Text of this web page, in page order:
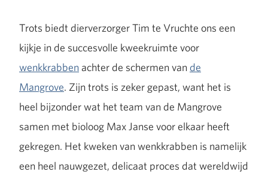
Trots biedt dierverzorger Tim te Vruchte ons een
kijkje in de succesvolle kweekruimte voor
wenkkrabben achter de schermen van de
Mangrove. Zijn trots is zeker gepast, want het is
heel bijzonder wat het team van de Mangrove
samen met bioloog Max Janse voor elkaar heeft
gekregen. Het kweken van wenkkrabben is namelijk
een heel nauwgezet, delicaat proces dat wereldwijd